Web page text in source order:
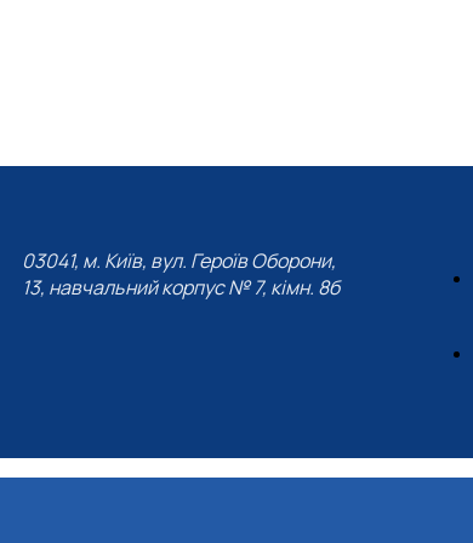
03041, м. Київ, вул. Героїв Оборони,
13, навчальний корпус № 7, кімн. 8б